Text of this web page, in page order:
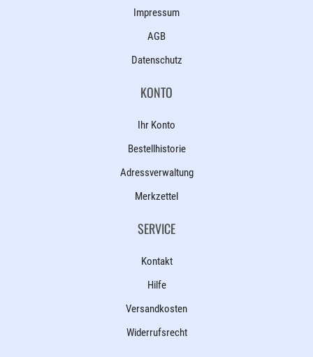
Impressum
AGB
Datenschutz
KONTO
Ihr Konto
Bestellhistorie
Adressverwaltung
Merkzettel
SERVICE
Kontakt
Hilfe
Versandkosten
Widerrufsrecht